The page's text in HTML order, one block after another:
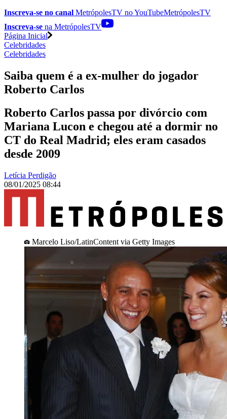
Inscreva-se no canal MetrópolesTV noYouTubeMetrópolesTV
Inscreva-se na MetrópolesTV
Página Inicial
Celebridades
Celebridades
Saiba quem é a ex-mulher do jogador
Roberto Carlos
Roberto Carlos passa por divórcio com
Mariana Lucon e chegou até a dormir no
CT do Real Madrid; eles eram casados
desde 2009
Letícia Perdigão
08/01/2025 08:44
Marcelo Liso/LatinContent via Getty Images